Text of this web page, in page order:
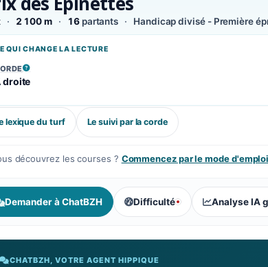
2 100 m 16partants Handicap divisé - Première
QUI CHANGE LA LECTURE
LA DÉFINITION
droite
lexique du turf Le suivi par la corde
découvrez les courses ? Commencez par le mode d'emploi
Demander à ChatBZH Difficulté
, tendance des parieurs :Analyse IA
CHATBZH, VOTRE AGENT HIPPIQUE